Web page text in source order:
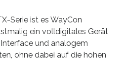
Serie ist es WayCon
ein volldigitales Gerät
und analogem
ohne dabei auf die hohen